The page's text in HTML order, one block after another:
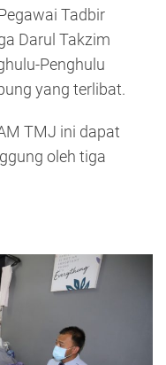
Tadbir
Darul Takzim
Penghulu
yang terlibat.
TMJ ini dapat
oleh tiga